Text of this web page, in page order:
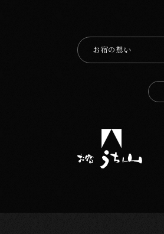
お宿の想い⁩